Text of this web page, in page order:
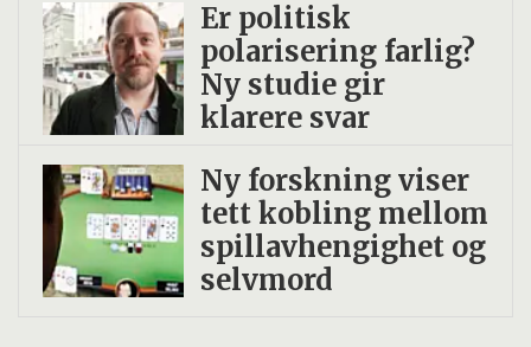
Er politisk
polarisering farlig?
Ny studie gir
klarere svar
Ny forskning viser
tett kobling mellom
spillavhengighet og
selvmord